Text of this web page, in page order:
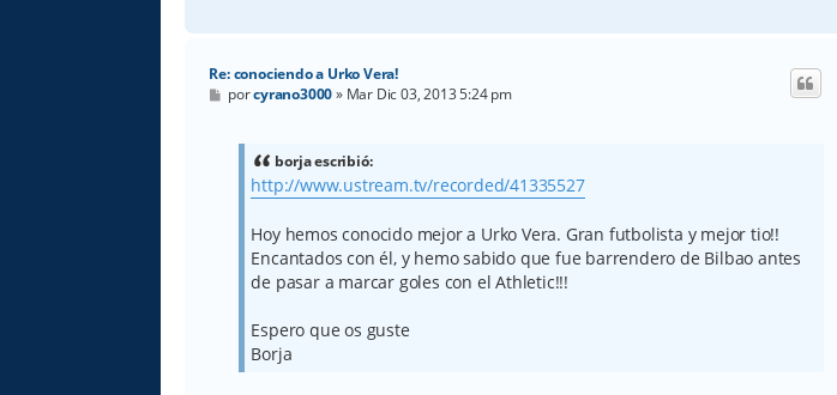
Re: conociendo a Urko Vera!
M
e
porcyrano3000» Mar Dic 03, 2013 5:24 pm
borja escribió:
http://www.ustream.tv/recorded/41335527
Hoy hemos conocido mejor a Urko Vera. Gran futbolista y mejor tio!!
Encantados con él, y hemo sabido que fue barrendero de Bilbao antes
de pasar a marcar goles con el Athletic!!!
Espero que os guste
Borja